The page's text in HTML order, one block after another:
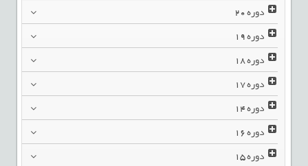
دوره20
دوره19
دوره18
دوره17
دوره14
دوره16
دوره15